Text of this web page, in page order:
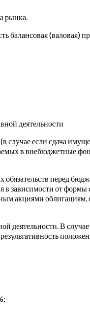
рынка.
балансовая (валовая)
деятельности
если сдача
в внебюджетные
перед
зависимости от формы
акциями
деятельности. В